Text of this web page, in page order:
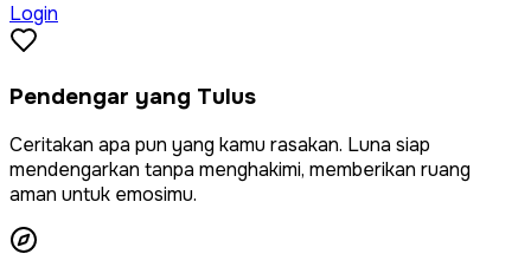
Login
Pendengar yang Tulus
Ceritakan apa pun yang kamu rasakan. Luna siap
mendengarkan tanpa menghakimi, memberikan ruang
aman untuk emosimu.